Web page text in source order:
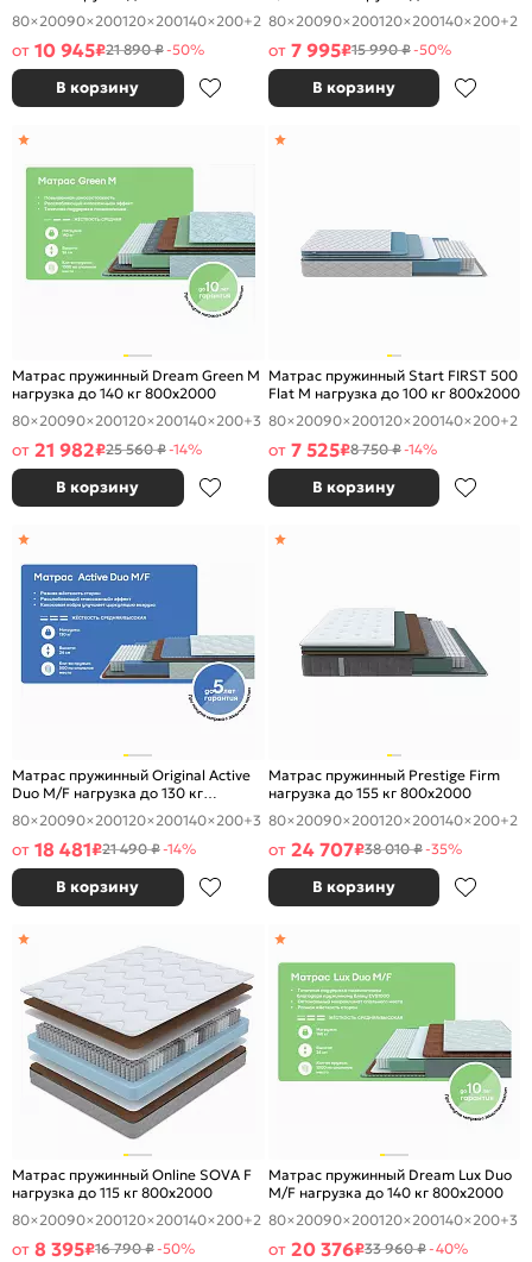
800x2000
80×20090×200120×200140×200+2
от 10 945₽21 890 ₽-50%
В корзину
800x2000
80×20090×200120×200140×200+2
от 7 995₽15 990 ₽-50%
В корзину
Матрас пружинный Dream Green M
нагрузка до 140 кг 800x2000
80×20090×200120×200140×200+3
от 21 982₽25 560 ₽-14%
В корзину
Матрас пружинный Start FIRST 500
Flat M нагрузка до 100 кг 800x2000
80×20090×200120×200140×200+2
от 7 525₽8 750 ₽-14%
В корзину
Матрас пружинный Original Active
Duo M/F нагрузка до 130 кг
800x2000
80×20090×200120×200140×200+3
от 18 481₽21 490 ₽-14%
В корзину
Матрас пружинный Prestige Firm
нагрузка до 155 кг 800x2000
80×20090×200120×200140×200+2
от 24 707₽38 010 ₽-35%
В корзину
Матрас пружинный Online SOVA F
нагрузка до 115 кг 800x2000
80×20090×200120×200140×200+2
от 8 395₽16 790 ₽-50%
Матрас пружинный Dream Lux Duo
M/F нагрузка до 140 кг 800x2000
80×20090×200120×200140×200+3
от 20 376₽33 960 ₽-40%